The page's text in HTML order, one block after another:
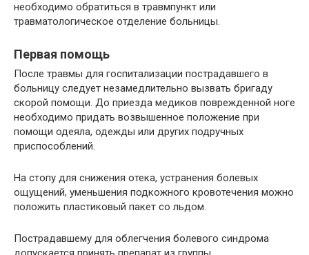
необходимо обратиться в травмпункт или
травматологическое отделение больницы.
Первая помощь
После травмы для госпитализации пострадавшего в
больницу следует незамедлительно вызвать бригаду
скорой помощи. До приезда медиков поврежденной ноге
необходимо придать возвышенное положение при
помощи одеяла, одежды или других подручных
приспособлений.
На стопу для снижения отека, устранения болевых
ощущений, уменьшения подкожного кровотечения можно
положить пластиковый пакет со льдом.
Пострадавшему для облегчения болевого синдрома